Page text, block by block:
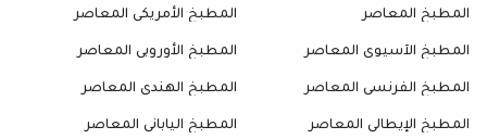
المطبخ المعاصر
المطبخ الأمريكي المعاصر
المطبخ الآسيوي المعاصر
المطبخ الأوروبي المعاصر
المطبخ الفرنسي المعاصر
المطبخ الهندي المعاصر
المطبخ الإيطالي المعاصر
المطبخ الياباني المعاصر